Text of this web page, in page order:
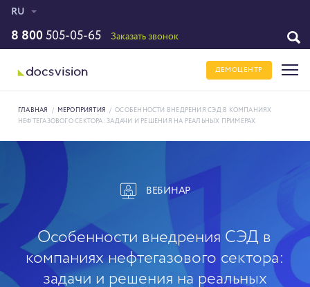
RU
8 800 505-05-65 Заказать звонок
ДЕМОЦЕНТР
ГЛАВНАЯ / МЕРОПРИЯТИЯ / ОСОБЕННОСТИ ВНЕДРЕНИЯ СЭД В КОМПАНИЯХ
НЕФТЕГАЗОВОГО СЕКТОРА: ЗАДАЧИ И РЕШЕНИЯ НА РЕАЛЬНЫХ ПРИМЕРАХ
ВЕБИНАР
Особенности внедрения СЭД в
компаниях нефтегазового сектора:
задачи и решения на реальных